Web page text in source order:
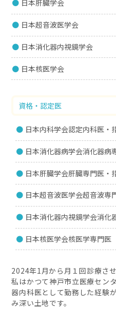
日本肝臓学会
日本超音波医学会
日本消化器内視鏡学会
日本核医学会
資格・認定医
日本内科学会認定内科医・
日本消化器病学会消化器病
日本肝臓学会肝臓専門医・
日本超音波医学会超音波専
日本消化器内視鏡学会消化
日本核医学会核医学専門医
2024年1月から月１回診療さ
私はかつて神戸市立医療セン
器内科医として勤務した経験
み深い土地です。